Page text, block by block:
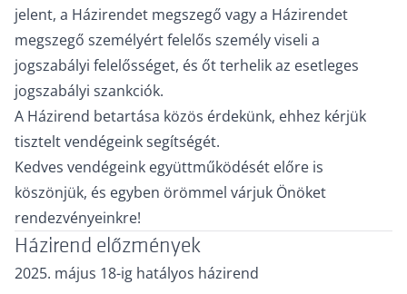
jelent, a Házirendet megszegő vagy a Házirendet
megszegő személyért felelős személy viseli a
jogszabályi felelősséget, és őt terhelik az esetleges
jogszabályi szankciók.
A Házirend betartása közös érdekünk, ehhez kérjük
tisztelt vendégeink segítségét.
Kedves vendégeink együttműködését előre is
köszönjük, és egyben örömmel várjuk Önöket
rendezvényeinkre!
Házirend előzmények
2025. május 18-ig hatályos házirend